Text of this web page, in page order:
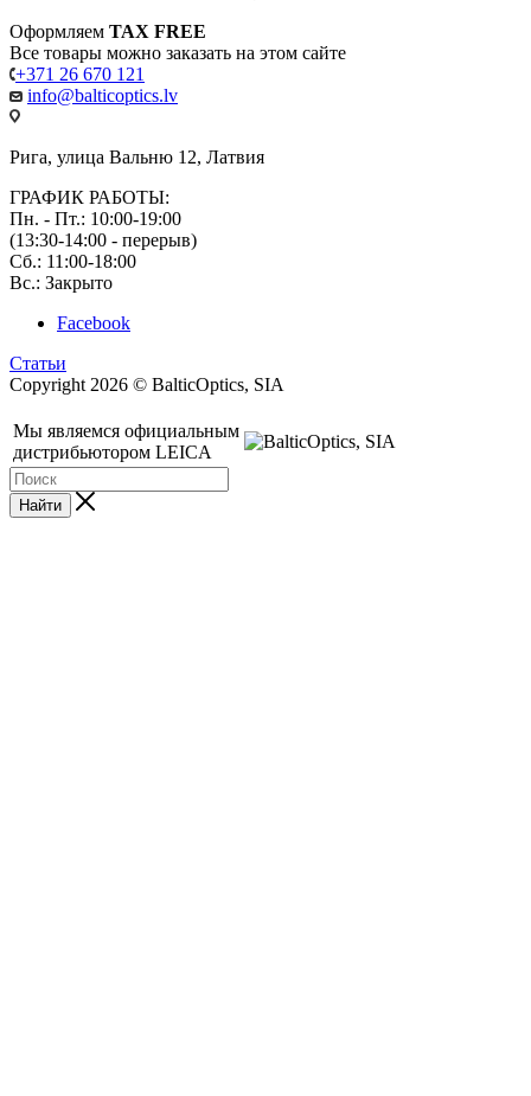
Оформляем TAX FREE
Все товары можно заказать на этом сайте
+371 26 670 121
info@balticoptics.lv
Рига, улица Вальню 12, Латвия
ГРАФИК РАБОТЫ:
Пн. - Пт.: 10:00-19:00
(13:30-14:00 - перерыв)
Сб.: 11:00-18:00
Вс.: Закрыто
Facebook
Статьи
Copyright 2026 © BalticOptics, SIA
Мы являемся официальным
дистрибьютором LEICA
Найти